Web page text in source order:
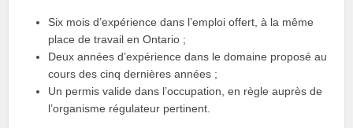
Six mois d’expérience dans l’emploi offert, à la même
place de travail en Ontario ;
Deux années d’expérience dans le domaine proposé au
cours des cinq dernières années ;
Un permis valide dans l’occupation, en règle auprès de
l’organisme régulateur pertinent.